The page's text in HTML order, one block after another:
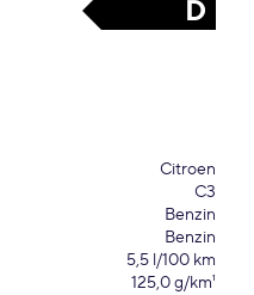
D
Citroen
C3
Benzin
Benzin
5,5 l/100 km
125,0 g/km¹